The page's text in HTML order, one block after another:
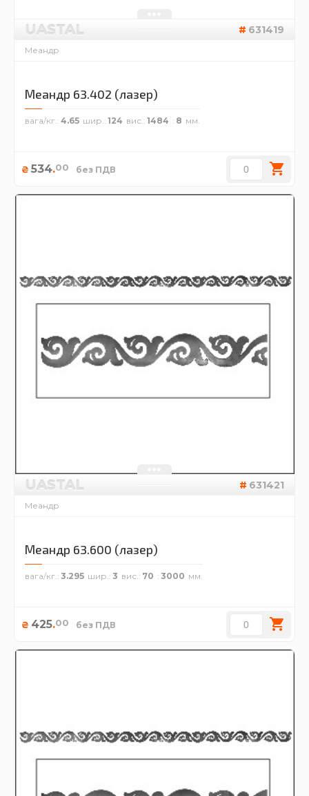
UASTAL 631419
Меандр
Меандр 63.402 (лазер)
вага/кг. 4.65 шир. 124 вис. 1484 8
₴ 534.00 без ПДВ
UASTAL 631421
Меандр
Меандр 63.600 (лазер)
вага/кг. 3.295 шир. 3 вис. 70 3000
₴ 425.00 без ПДВ